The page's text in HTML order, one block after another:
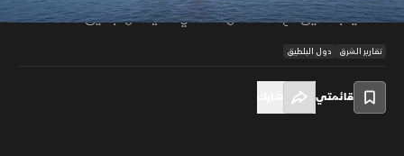
الدفاعية بالتنسيق مع حلف شمال الأطلسي لحماية أمن البلطيق.
تقارير الشرق دول البلطيق
قائمتي